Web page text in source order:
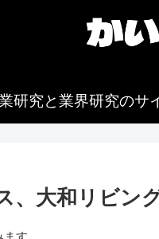
研究と業界研究の
、大和リビン
す。